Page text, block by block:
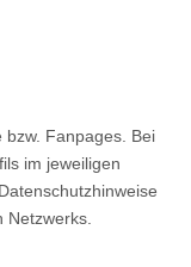
Fanpages. Bei
im jeweiligen